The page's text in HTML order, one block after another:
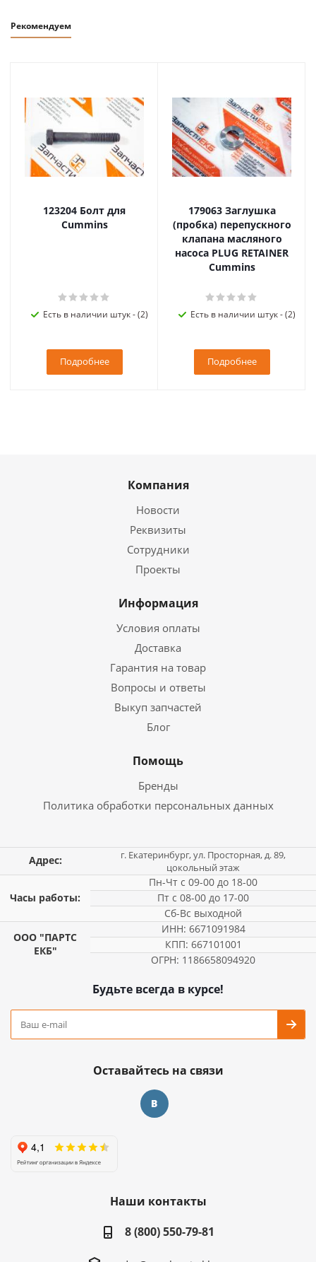
Рекомендуем
123204 Болт для
Cummins
Есть в наличии штук - (2)
Подробнее
179063 Заглушка
(пробка) перепускного
клапана масляного
насоса PLUG RETAINER
Cummins
Есть в наличии штук - (2)
Подробнее
Компания
Новости
Реквизиты
Сотрудники
Проекты
Информация
Условия оплаты
Доставка
Гарантия на товар
Вопросы и ответы
Выкуп запчастей
Блог
Помощь
Бренды
Политика обработки персональных данных
Адрес:
г. Екатеринбург, ул. Просторная, д. 89,
цокольный этаж
Часы работы:
Пн-Чт с 09-00 до 18-00
Пт с 08-00 до 17-00
Сб-Вс выходной
ООО "ПАРТС
ЕКБ"
ИНН: 6671091984
КПП: 667101001
ОГРН: 1186658094920
Будьте всегда в курсе!
Оставайтесь на связи
Наши контакты
8 (800) 550-79-81